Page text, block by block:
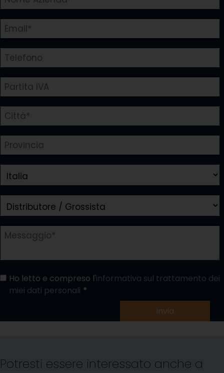
Ho letto e compreso l'informativa sul trattamento dei
miei dati personali
invia
Potresti essere interessato anche a